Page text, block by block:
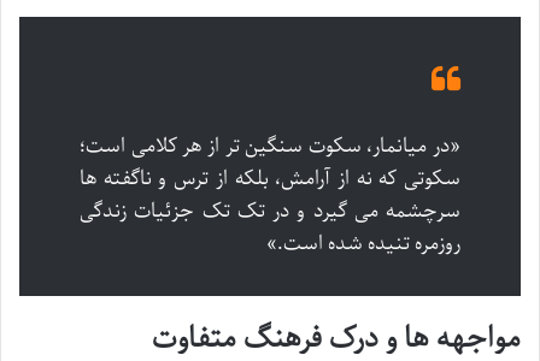
«در میانمار، سکوت سنگین تر از هر کلامی است؛
سکوتی که نه از آرامش، بلکه از ترس و ناگفته ها
سرچشمه می گیرد و در تک تک جزئیات زندگی
روزمره تنیده شده است.»
مواجهه ها و درک فرهنگ متفاوت